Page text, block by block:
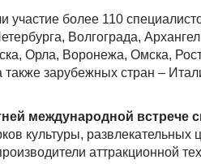
участие более 110
Волгограда,
Орла, Воронежа, Омска,
зарубежных стран –
международной встрече
культуры,
аттракционной